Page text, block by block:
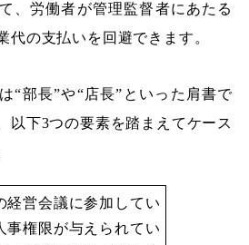
、労働者が管理監督者にあたる
代の支払いを回避できます。
“部長”や“店長”といった肩書で
以下3つの要素を踏まえてケース
経営会議に参加してい
事権限が与えられてい